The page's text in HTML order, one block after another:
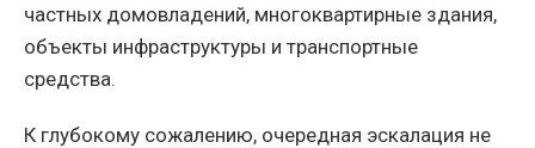
частных домовладений, многоквартирные здания,
объекты инфраструктуры и транспортные
средства.
К глубокому сожалению, очередная эскалация не